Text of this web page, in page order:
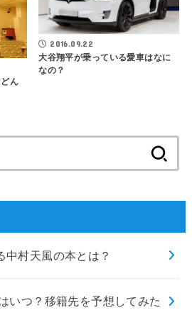
ん
2016.09.22
大谷翔平が乗っている愛車はなに
なの？
索:
中村天風の本とは？
いつ？移籍先を予想してみた